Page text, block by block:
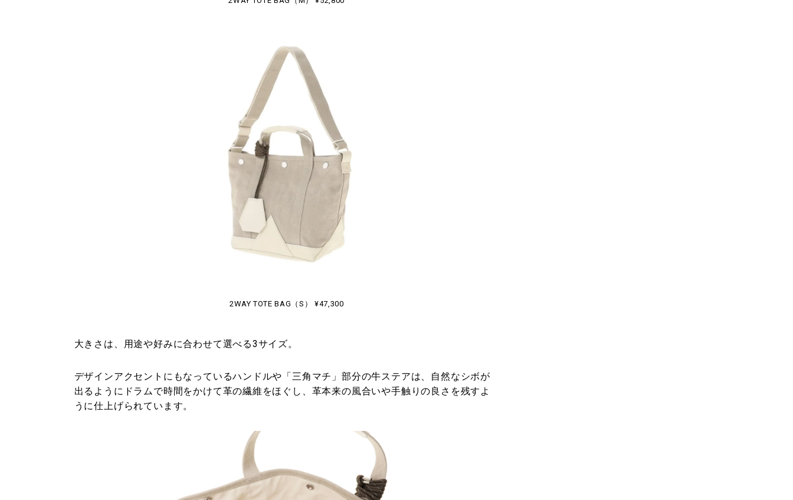
2WAY TOTE BAG（S） ¥47,300
大きさは、用途や好みに合わせて選べる3サイズ。
デザインアクセントにもなっているハンドルや「三角マチ」部分の牛ステアは、自然なシボが
出るようにドラムで時間をかけて革の繊維をほぐし、革本来の風合いや手触りの良さを残すよ
うに仕上げられています。